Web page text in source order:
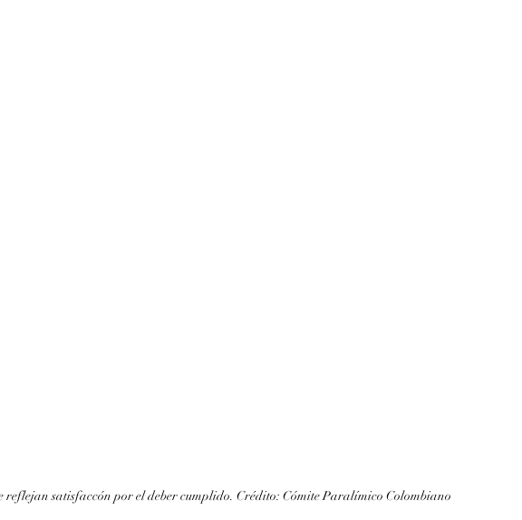
reflejan satisfaccón por el deber cumplido. Crédito: Cómite Paralímico Colombiano